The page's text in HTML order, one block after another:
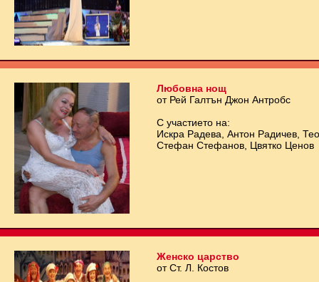
Любовна нощ
от Рей Галтън Джон Антробс
С участието на:
Искра Радева, Антон Радичев,
Стефан Стефанов, Цвятко Ценов
Женско царство
от Ст. Л. Костов